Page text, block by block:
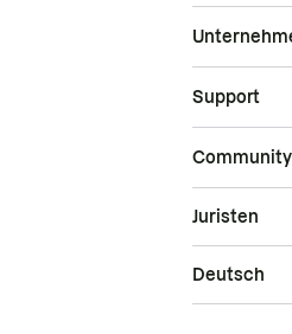
Support
Community
Juristen
Deutsch